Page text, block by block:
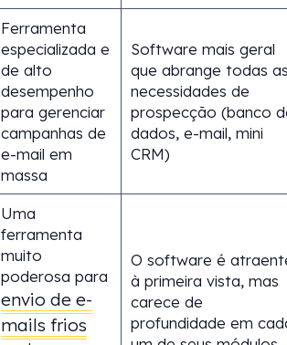
Ferramenta
especializada e
de alto
desempenho
para gerenciar
campanhas de
e-mail em
massa
Software mais geral
que abrange todas
necessidades de
prospecção (banco
dados, e-mail, mini
CRM)
Uma
ferramenta
muito
poderosa para
envio de e-
mails frios
O software é
à primeira vista, mas
carece de
profundidade em